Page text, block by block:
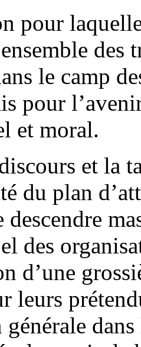
pour
le camp
pour
et moral.
et la
du plan
descendre
des
d’une
leurs